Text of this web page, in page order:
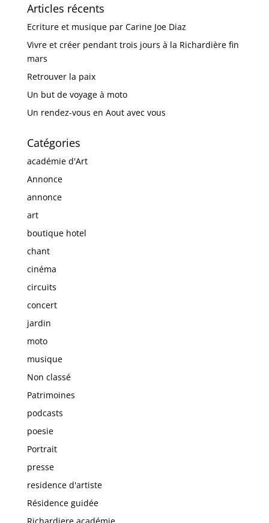
Articles récents
Ecriture et musique par Carine Joe Diaz
Vivre et créer pendant trois jours à la Richardière fin
mars
Retrouver la paix
Un but de voyage à moto
Un rendez-vous en Aout avec vous
Catégories
académie d'Art
Annonce
annonce
art
boutique hotel
chant
cinéma
circuits
concert
jardin
moto
musique
Non classé
Patrimoines
podcasts
poesie
Portrait
presse
residence d'artiste
Résidence guidée
Richardiere académie